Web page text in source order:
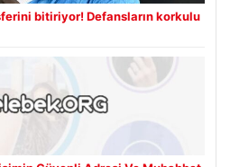
bitiriyor! Defansların korkulu